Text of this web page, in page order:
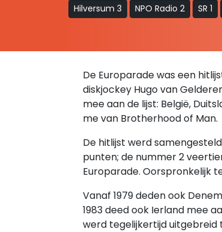
Hilversum 3 NPO Radio 2 SR 1
De Europarade was een
diskjockey Hugo van
mee aan de lijst: België,
me van Brotherhood of Man.
De hitlijst werd
punten; de nummer 2
Europarade. Oorspronkelijk
Vanaf 1979 deden ook
1983 deed ook Ierland mee
werd tegelijkertijd uitgebreid